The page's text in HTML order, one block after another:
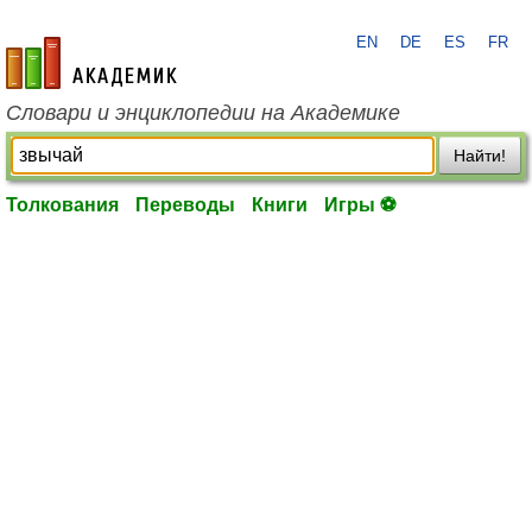
academic.ru
EN DE ES FR
Словари и энциклопедии на Академике
Найти!
Толкования Переводы Книги Игры ⚽